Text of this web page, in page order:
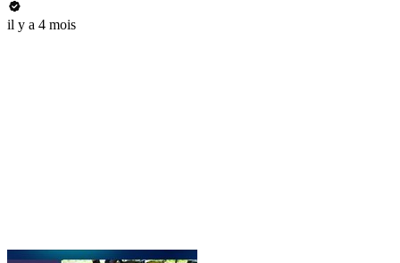
il y a 4 mois